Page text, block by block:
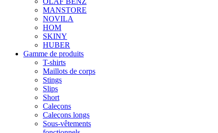
MANSTORE
NOVILA
HOM
SKINY
HUBER
Gamme de produits
T-shirts
Maillots de corps
Stings
Slips
Short
Caleçons
Caleçons longs
Sous-vêtements